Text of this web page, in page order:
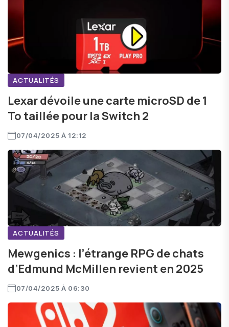
ACTUALITÉS
Lexar dévoile une carte microSD de 1
To taillée pour la Switch 2
07/04/2025 À 12:12
ACTUALITÉS
Mewgenics : l’étrange RPG de chats
d’Edmund McMillen revient en 2025
07/04/2025 À 06:30